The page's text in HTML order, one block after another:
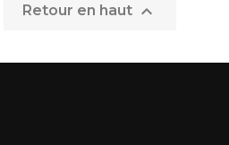
Retour en haut 